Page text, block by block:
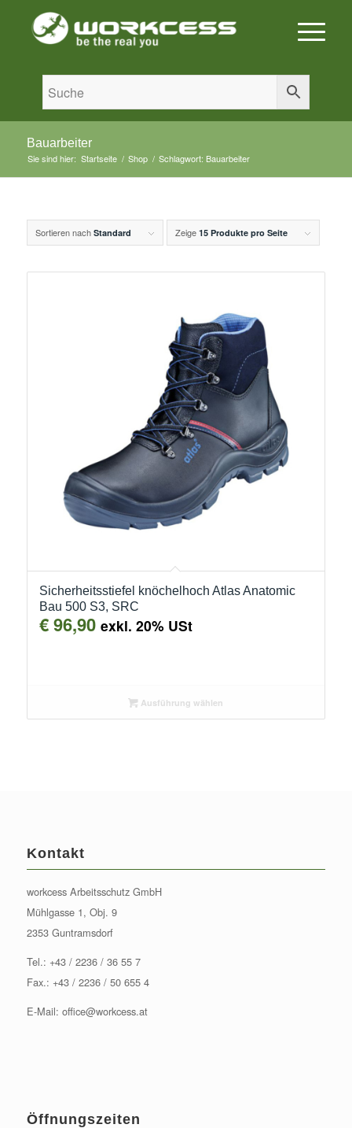
Bauarbeiter
Sie sind hier: Startseite / Shop / Schlagwort: Bauarbeiter
Sortieren nach Standard Zeige 15 Produkte pro Seite
Sicherheitsstiefel knöchelhoch Atlas Anatomic
Bau 500 S3, SRC
€96,90 exkl. 20% USt
Ausführung wählen
Kontakt
workcess Arbeitsschutz GmbH
Mühlgasse 1, Obj. 9
2353 Guntramsdorf
Tel.: +43 / 2236 / 36 55 7
Fax.: +43 / 2236 / 50 655 4
E-Mail: office@workcess.at
Öffnungszeiten